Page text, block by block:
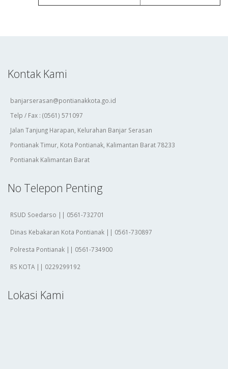
Kontak Kami
banjarserasan@pontianakkota.go.id
Telp / Fax : (0561) 571097
Jalan Tanjung Harapan, Kelurahan Banjar Serasan
Pontianak Timur, Kota Pontianak, Kalimantan Barat 78233
Pontianak Kalimantan Barat
No Telepon Penting
RSUD Soedarso || 0561-732701
Dinas Kebakaran Kota Pontianak || 0561-730897
Polresta Pontianak || 0561-734900
RS KOTA || 0229299192
Lokasi Kami